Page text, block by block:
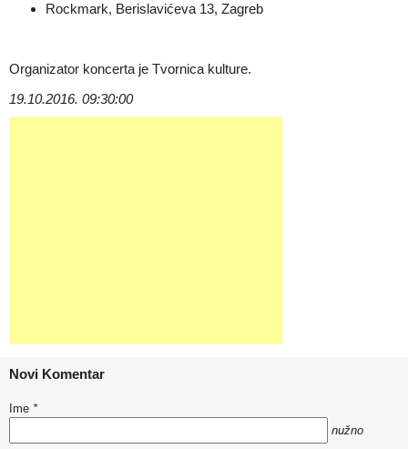
Rockmark, Berislavićeva 13, Zagreb
Organizator koncerta je Tvornica kulture.
19.10.2016. 09:30:00
Novi Komentar
Ime *
nužno